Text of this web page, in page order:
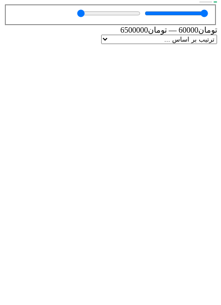
تومان60000
— تومان6500000